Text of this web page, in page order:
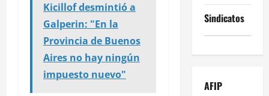
Kicillof desmintió a
Galperin: "En la
Provincia de Buenos
Aires no hay ningún
impuesto nuevo"
Sindicatos
AFIP